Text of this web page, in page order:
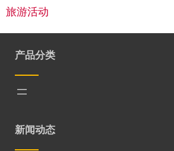
旅游活动
产品分类
新闻动态